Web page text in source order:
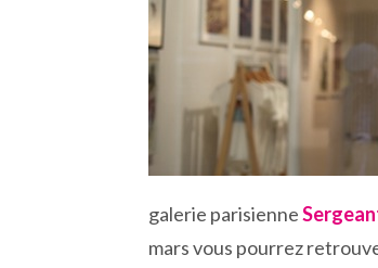
galerie parisienne
mars vous pourrez